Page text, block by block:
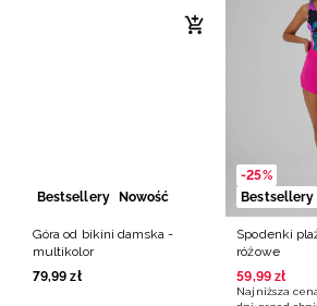
Bestsellery Nowość
Góra od bikini damska -
multikolor
79,99 zł
-25%
Bestsellery
Spodenki
różowe
59,99 zł
Najniższa
NOWA KOLEKCJA NA BASEN
#FORGETGRAVITY